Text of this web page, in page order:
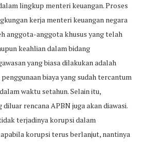
lingkup menteri keuangan. Proses
kerja menteri keuangan negara
anggota-anggota khusus yang telah
keahlian dalam bidang
yang biasa dilakukan adalah
biaya yang sudah tercantum
waktu setahun. Selain itu,
diluar rencana APBN juga akan diawasi.
terjadinya korupsi dalam
korupsi terus berlanjut, nantinya